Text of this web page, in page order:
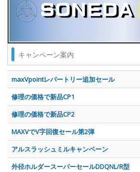
キャンペーン案内
maxVpointレパートリー追加セール
修理の価格で新品CP1
修理の価格で新品CP2
MAXVでV字回復セール第2弾
アルスラッシュミルキャンペーン
外径ホルダースーパーセールDDQNL/R型